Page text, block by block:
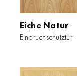
Eiche Natur
Einbruchschutztür